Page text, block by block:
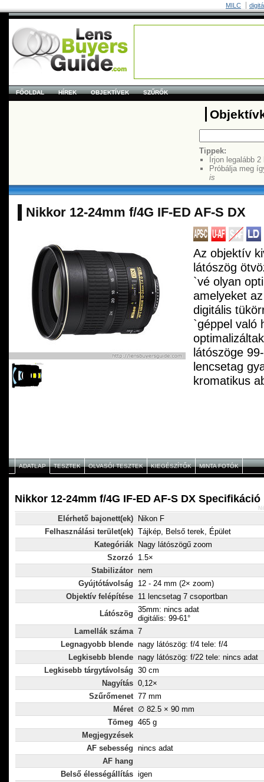
MILC
FŐOLDAL HÍREK OBJEKTÍVEK SZŰRŐK
Tippek:
Írjon legalább
Próbálja meg
is
Nikkor 12-24mm f/4G IF-ED AF-S DX
Az objektív
látószög
`vé olyan
amelyeket
digitális
`géppel való
látószöge
lencsetag
kromatikus
révén
`je, ami
optimális
ADATLAP TESZTEK OLVASÓI TESZTEK KIEGÉSZÍTŐK MINTA FOTÓK
Nikkor 12-24mm f/4G IF-ED AF-S DX Specifikáció
Elérhető bajonett(ek)
Nikon F
Felhasználási terület(ek) Tájkép, Belső terek, Épület
Kategóriák
Nagy látószögű zoom
Szorzó 1.5×
Stabilizátor nem
Gyújtótávolság
12 - 24 mm (2× zoom)
Objektív felépítése 11 lencsetag 7 csoportban
Látószög 35mm: nincs adat
digitális: 99-61°
Lamellák száma 7
Legnagyobb blende nagy látószög: f/4 tele: f/4
Legkisebb blende nagy látószög: f/22 tele: nincs adat
Legkisebb tárgytávolság 30 cm
Nagyítás 0,12×
Szűrőmenet 77 mm
Méret ∅ 82.5 × 90 mm
Tömeg 465 g
Megjegyzések
AF sebesség nincs adat
AF hang
Belső élességállítás igen